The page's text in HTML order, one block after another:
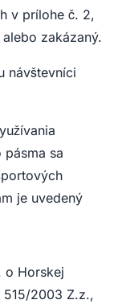
v prílohe č. 2,
zakázaný.
návštevníci
pásma sa
je uvedený
o Horskej
515/2003 Z.z.,